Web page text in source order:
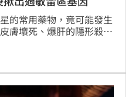
的常用藥物，竟可能發生
膚壞死、爆肝的隱形殺
用藥「撒樂腸溶錠
頂尖期刊《過敏與臨床免
簡浩正）